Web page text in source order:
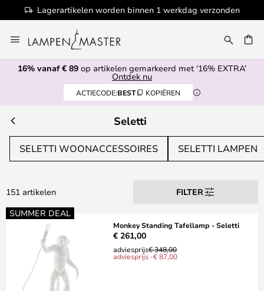
Lagerartikelen worden binnen 1 werkdag verzonden
naar
de
inhoud
16% vanaf € 89 op artikelen gemarkeerd met ‘16% EXTRA’
Ontdek nu
ACTIECODE:BEST KOPIËREN
Seletti
SELETTI WOONACCESSOIRES SELETTI LAMPEN
151 artikelen
FILTER
SUMMER DEAL
Monkey Standing Tafellamp - Seletti
€ 261,00
adviesprijs€ 348,00
adviesprijs -€ 87,00